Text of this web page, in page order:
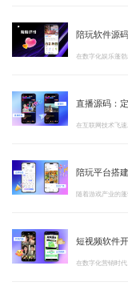
陪玩软件源
直播源码：
陪玩平台搭
短视频软件